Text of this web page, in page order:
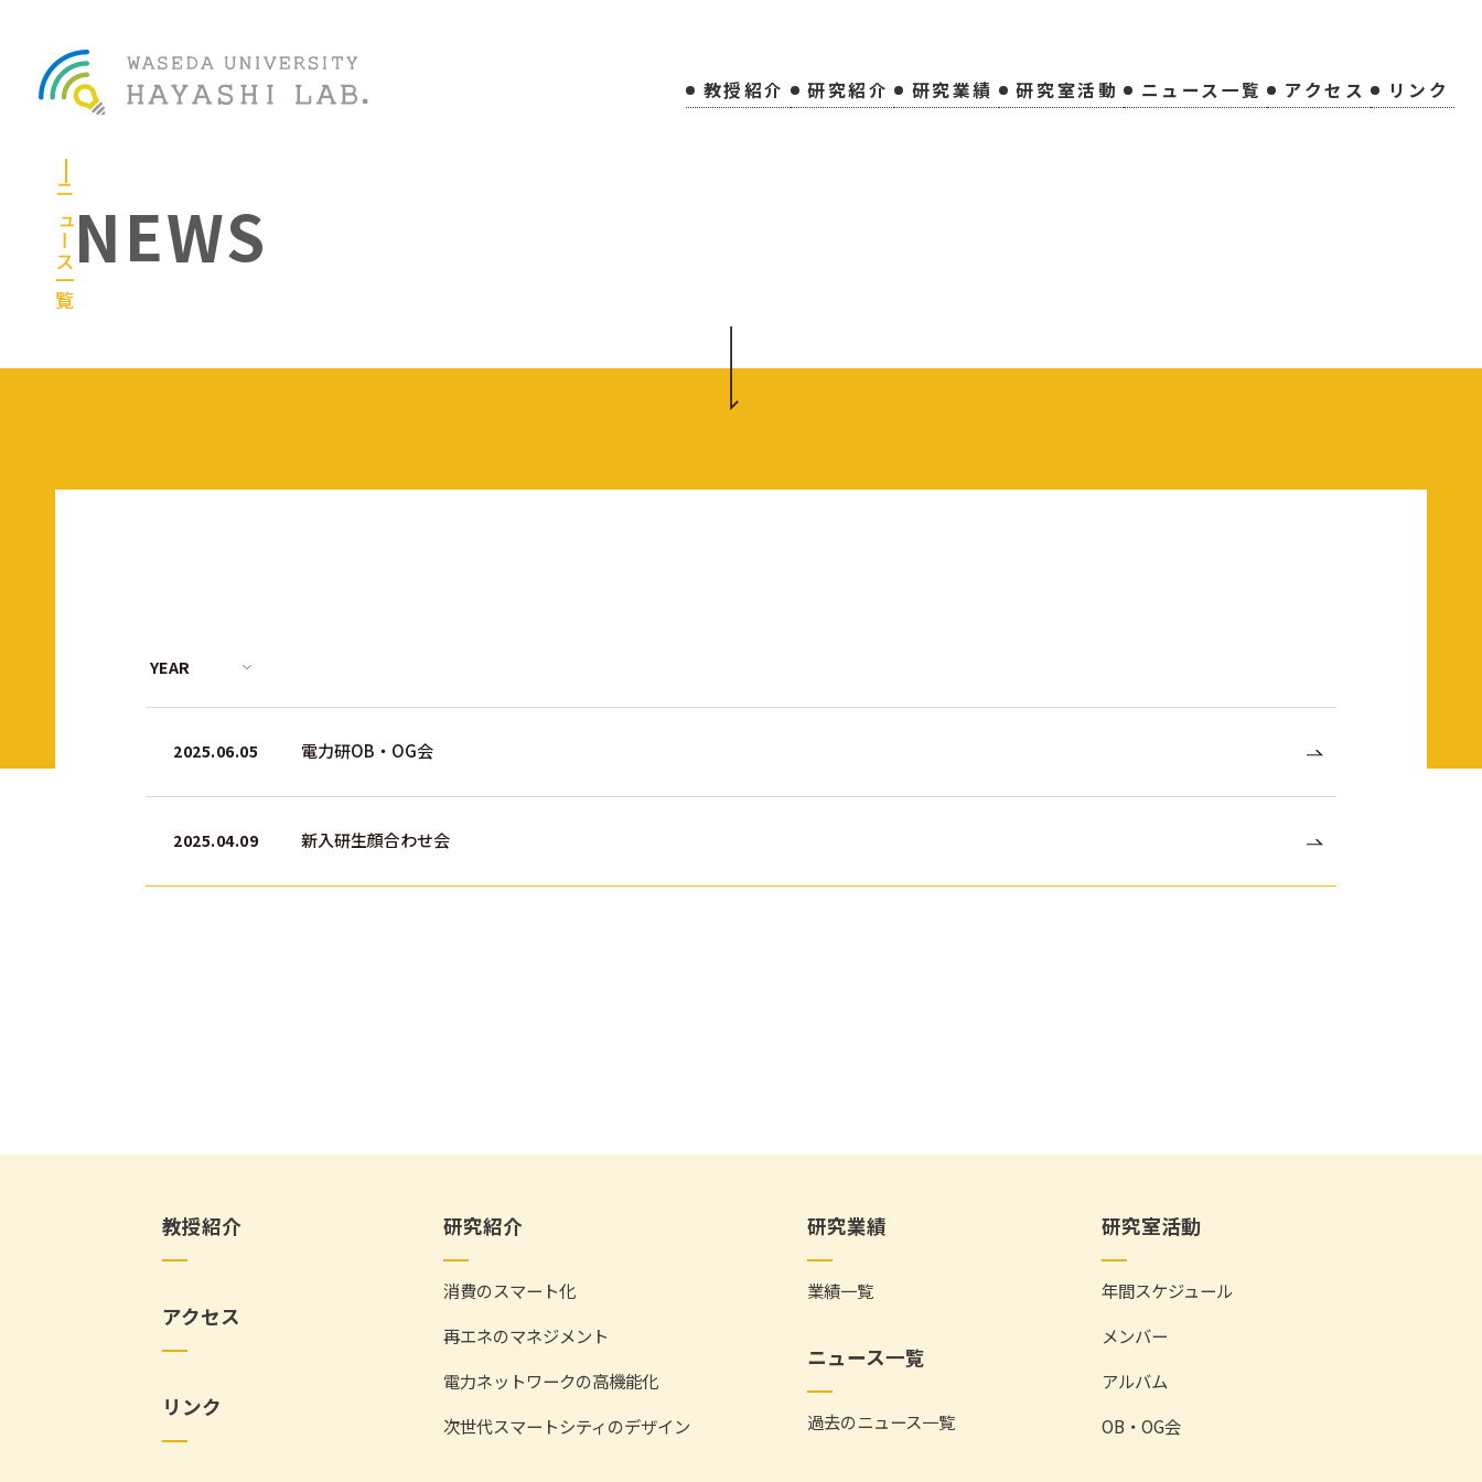
教授紹介 研究紹介 研究業績 研究室活動 ニュース一覧 アクセス リンク
ニュース一覧NEWS
2025.06.05 電力研OB・OG会
2025.04.09 新入研生顔合わせ会
教授紹介
アクセス
リンク
研究紹介
消費のスマート化
再エネのマネジメント
電力ネットワークの高機能化
次世代スマートシティのデザイン
研究業績
業績一覧
ニュース一覧
過去のニュース一覧
研究室活動
年間スケジュール
メンバー
アルバム
OB・OG会